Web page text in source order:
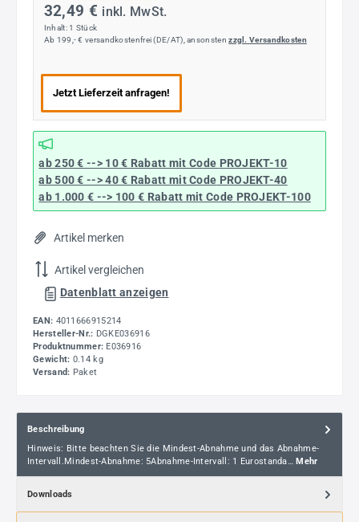
32,49 € inkl. MwSt.
Inhalt: 1 Stück
Ab 199,- € versandkostenfrei (DE/AT), ansonstenzzgl. Versandkosten
Jetzt Lieferzeit anfragen!
ab 250 € --> 10 € Rabatt mit Code PROJEKT-10
ab 500 € --> 40 € Rabatt mit Code PROJEKT-40
ab 1.000 € --> 100 € Rabatt mit Code PROJEKT-100
Artikel merken
Artikel vergleichen
Datenblatt anzeigen
EAN: 4011666915214
Hersteller-Nr.: DGKE036916
Produktnummer: E036916
Gewicht: 0.14 kg
Versand: Paket
Beschreibung
Hinweis: Bitte beachten Sie die Mindest-Abnahme und das Abnahme-
Intervall.Mindest-Abnahme: 5Abnahme-Intervall: 1 Eurostanda… Mehr
Downloads